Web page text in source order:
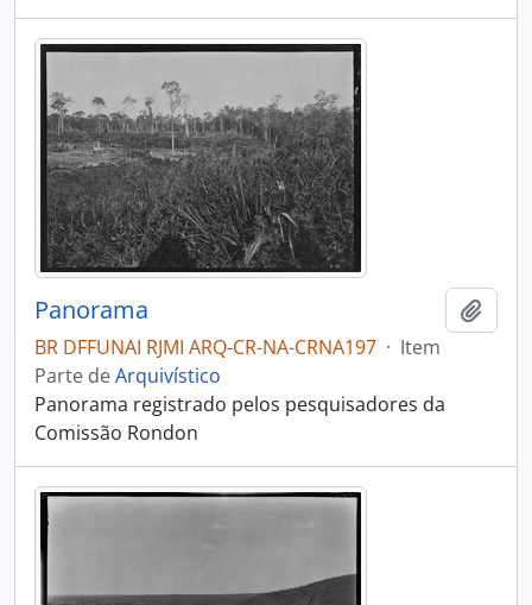
Panorama
BR DFFUNAI RJMI ARQ-CR-NA-CRNA197 · Item
Parte deArquivístico
Panorama registrado pelos pesquisadores da
Comissão Rondon